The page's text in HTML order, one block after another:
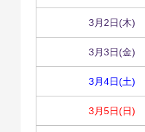
3月2日(木)
3月3日(金)
3月4日(土)
3月5日(日)